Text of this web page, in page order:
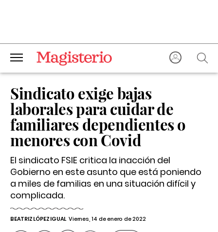
Sindicato exige bajas
laborales para cuidar de
familiares dependientes o
menores con Covid
El sindicato FSIE critica la inacción del
Gobierno en este asunto que está poniendo
a miles de familias en una situación difícil y
complicada.
BEATRIZ LÓPEZ IGUAL Viernes, 14 de enero de 2022